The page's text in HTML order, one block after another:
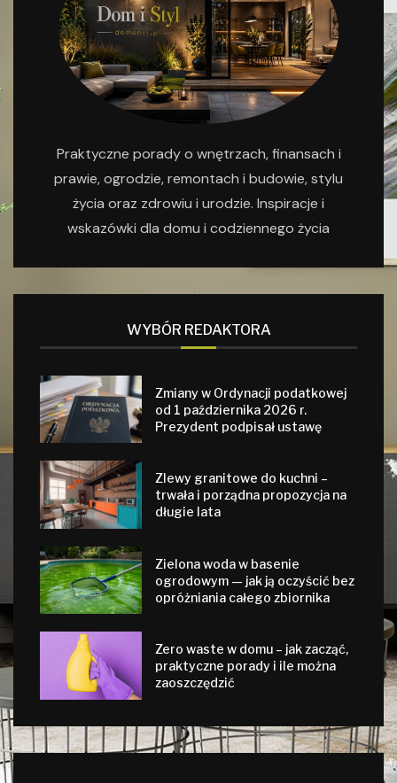
Praktyczne porady o wnętrzach, finansach i
prawie, ogrodzie, remontach i budowie, stylu
życia oraz zdrowiu i urodzie. Inspiracje i
wskazówki dla domu i codziennego życia
WYBÓR REDAKTORA
Zmiany w Ordynacji podatkowej
od 1 października 2026 r.
Prezydent podpisał ustawę
Zlewy granitowe do kuchni –
trwała i porządna propozycja na
długie lata
Zielona woda w basenie
ogrodowym — jak ją oczyścić bez
opróżniania całego zbiornika
Zero waste w domu – jak zacząć,
praktyczne porady i ile można
zaoszczędzić